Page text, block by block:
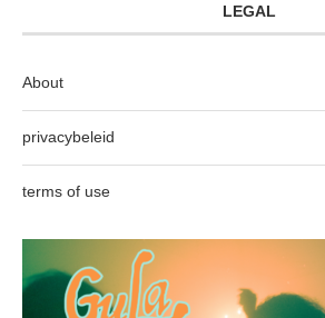
LEGAL
About
privacybeleid
terms of use